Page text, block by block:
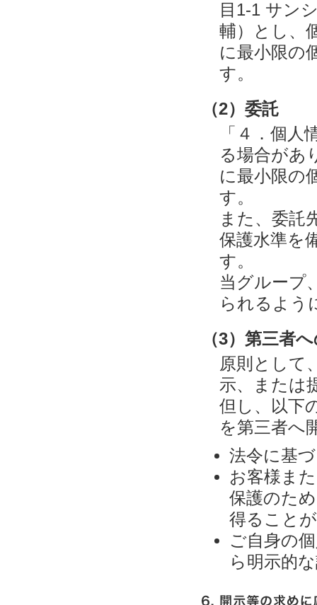
目1-1 サン
輔）とし、
に最小限の
す。
（2）委託
「４．個
る場合があ
に最小限の
す。
また、委託
保護水準を
す。
当グループ
られるよう
（3）第三者
原則として
示、または
但し、以下
を第三者へ
法令に基
お客様ま
保護のた
得ること
ご自身の
ら明示的